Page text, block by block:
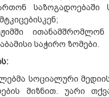
საჭირო ზომები.
სოციალური
მიზნით. უარი